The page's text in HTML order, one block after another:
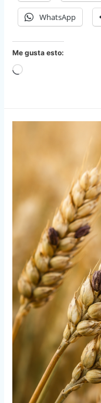
WhatsApp
Me gusta esto:
Cargando...